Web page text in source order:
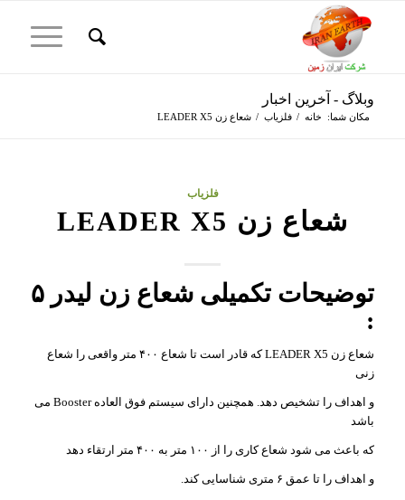
وبلاگ - آخرین اخبار
مکان شما: خانه / فلزیاب / شعاع زن LEADER X5
فلزیاب
شعاع زن LEADER X5
توضیحات تکمیلی شعاع زن لیدر ۵
:
شعاع زن LEADER X5 که قادر است تا شعاع ۴۰۰ متر واقعی را شعاع
زنی
و اهداف را تشخیص دهد. همچنین دارای سیستم فوق العاده Booster می
باشد
که باعث می شود شعاع کاری را از ۱۰۰ متر به ۴۰۰ متر ارتقاء دهد
و اهداف را تا عمق ۶ متری شناسایی کند.